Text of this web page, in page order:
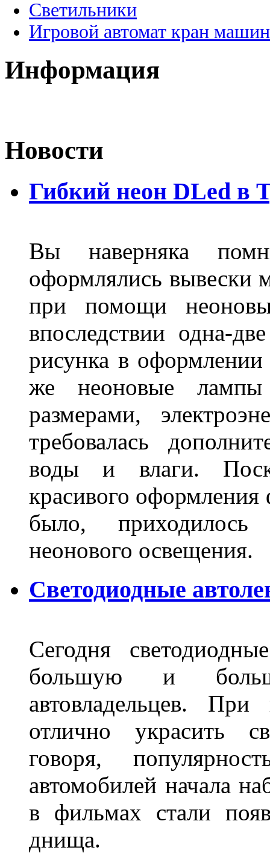
Светильники
Игровой автомат кран
Информация
Новости
Гибкий неон DLed в
Вы наверняка
оформлялись вывески
при помощи
впоследствии одна-
рисунка в оформлении
же неоновые лампы
размерами,
требовалась
воды и влаги.
красивого
было,
неонового
Светодиодные
Сегодня
большую и
автовладельцев.
отлично украсить
говоря,
автомобилей начала
в фильмах стали
днища.